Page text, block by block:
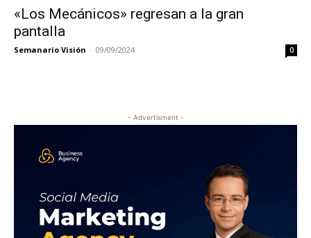
«Los Mecánicos» regresan a la gran
pantalla
Semanario Visión - 09/09/2024 0
- Advertisment -